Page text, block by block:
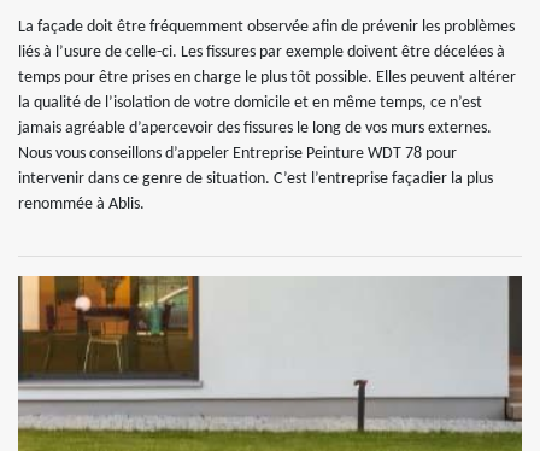
La façade doit être fréquemment observée afin de prévenir les problèmes
liés à l’usure de celle-ci. Les fissures par exemple doivent être décelées à
temps pour être prises en charge le plus tôt possible. Elles peuvent altérer
la qualité de l’isolation de votre domicile et en même temps, ce n’est
jamais agréable d’apercevoir des fissures le long de vos murs externes.
Nous vous conseillons d’appeler Entreprise Peinture WDT 78 pour
intervenir dans ce genre de situation. C’est l’entreprise façadier la plus
renommée à Ablis.